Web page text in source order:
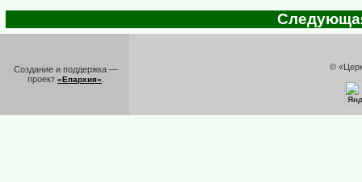
Создание и поддержка —
проект «Епархия»
©